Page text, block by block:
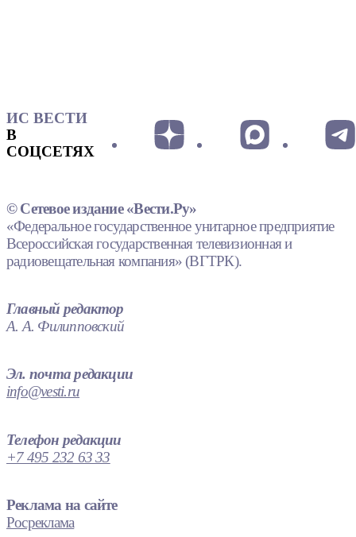
ИС ВЕСТИ
В
СОЦСЕТЯХ
© Сетевое издание «Вести.Ру»
«Федеральное государственное унитарное предприятие
Всероссийская государственная телевизионная и
радиовещательная компания» (ВГТРК).
Главный редактор
А. А. Филипповский
Эл. почта редакции
info@vesti.ru
Телефон редакции
+7 495 232 63 33
Реклама на сайте
Росреклама